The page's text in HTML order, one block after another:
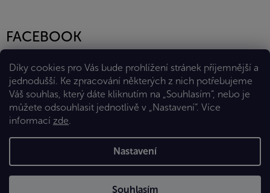
Díky cookies pro Vás bude prohlížení stránek příjemnější a
jednodušší. Ke zpracování některých z nich potřebujeme
Váš souhlas, který dáte kliknutím na „Souhlasím“, nebo je
můžete odsouhlasit jednotlivě v „Nastavení“. Více
informací zde.
Nastavení
Souhlasím
FACEBOOK
Vytvořil Shoptet Premium
Copyright 2026Eshop Diana Company, spol. s r.o.. Všechna
práva vyhrazena.